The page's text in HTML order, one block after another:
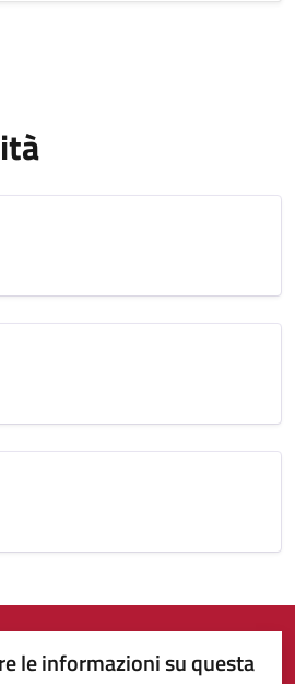
le informazioni su questa